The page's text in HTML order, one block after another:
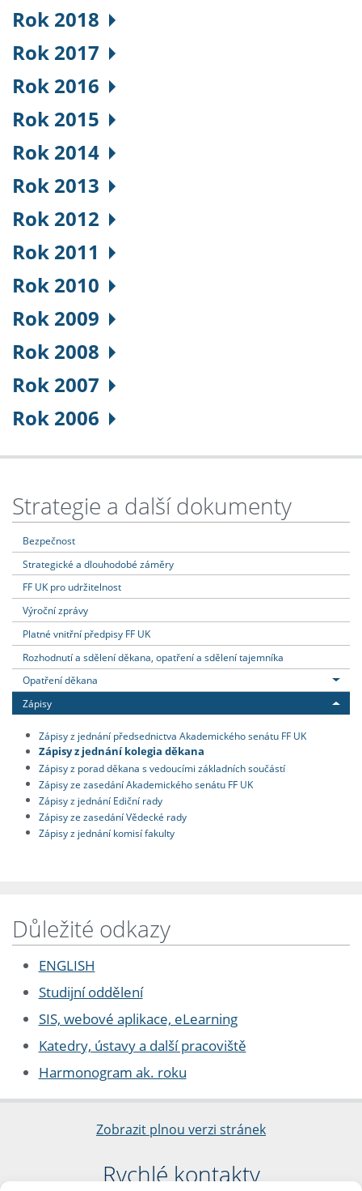
Rok 2018
Rok 2017
Rok 2016
Rok 2015
Rok 2014
Rok 2013
Rok 2012
Rok 2011
Rok 2010
Rok 2009
Rok 2008
Rok 2007
Rok 2006
Strategie a další dokumenty
Bezpečnost
Strategické a dlouhodobé záměry
FF UK pro udržitelnost
Výroční zprávy
Platné vnitřní předpisy FF UK
Rozhodnutí a sdělení děkana, opatření a sdělení tajemníka
Opatření děkana
Zápisy
Zápisy z jednání předsednictva Akademického senátu FF UK
Zápisy z jednání kolegia děkana
Zápisy z porad děkana s vedoucími základních součástí
Zápisy ze zasedání Akademického senátu FF UK
Zápisy z jednání Ediční rady
Zápisy ze zasedání Vědecké rady
Zápisy z jednání komisí fakulty
Důležité odkazy
ENGLISH
Studijní oddělení
SIS, webové aplikace, eLearning
Katedry, ústavy a další pracoviště
Harmonogram ak. roku
Zobrazit plnou verzi stránek
Rychlé kontakty